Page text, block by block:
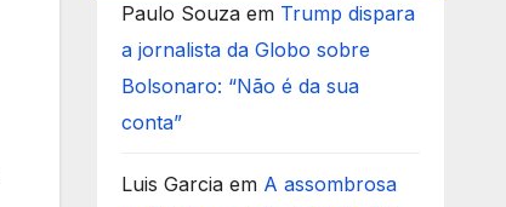
Paulo Souzaem Trump dispara
a jornalista da Globo sobre
Bolsonaro: “Não é da sua
conta”
Luis Garciaem A assombrosa